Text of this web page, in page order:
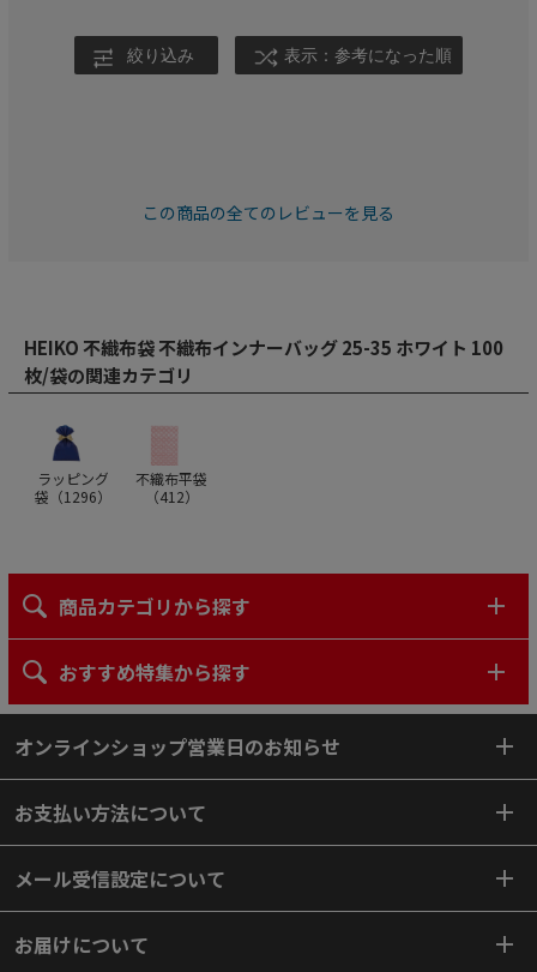
絞り込み 表示：参考になった順
この商品の全てのレビューを見る
HEIKO 不織布袋 不織布インナーバッグ 25-35 ホワイト 100
枚/袋の関連カテゴリ
ラッピング
袋（1296）
不織布平袋
（412）
商品カテゴリから探す
おすすめ特集から探す
オンラインショップ営業日のお知らせ
お支払い方法について
メール受信設定について
お届けについて